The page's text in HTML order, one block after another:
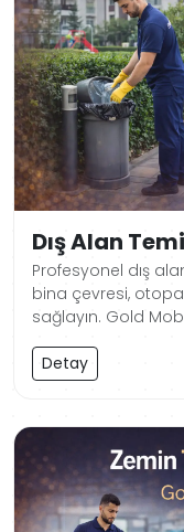
Dış Alan
Profesyonel dış
bina çevresi,
sağlayın. Gold
Detay